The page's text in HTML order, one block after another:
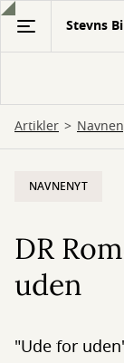
Gå
hovedindhold
Stevns
Artikler
NAVNENYT
DR
uden
"Ude for